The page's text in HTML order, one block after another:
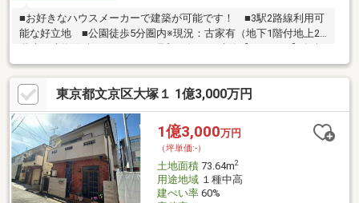
■お好きなハウスメーカーで建築が可能です！ ■3駅2路線利用可
能な好立地 ■公園徒歩5分圏内※現況：古家有（地下1階付地上2
町線「護国寺」駅 徒歩3分有楽町線「江戸川橋」駅 徒歩10分
丸ノ内線「茗荷谷」駅 徒歩11分【周辺環境】●文京区立窪町
小学校…約770ｍ ●文京区立音羽中学校…約370ｍ ●マルエツプ
チ護国寺駅前店…約500ｍ ●セブンイレブン文京音羽1丁目店…約
160ｍ ●ローソン文京音羽一丁目店…約210ｍ ●文京雑司が谷ひ
ろば…約270ｍ
東京都文京区大塚１ 1億3,000万円
1億3,000万円
（坪単価:-）
土地面積73.64m2
用途地域１種中高
建ぺい率60%